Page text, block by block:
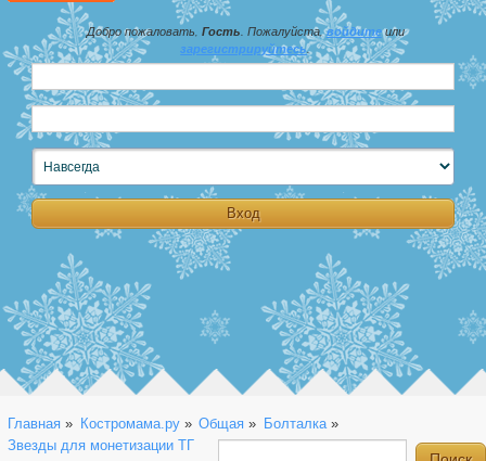
Добро пожаловать, Гость . Пожалуйста,войдитеили
зарегистрируйтесь.
Главная » Костромама.ру» Общая » Болталка»
Звезды для монетизации ТГ